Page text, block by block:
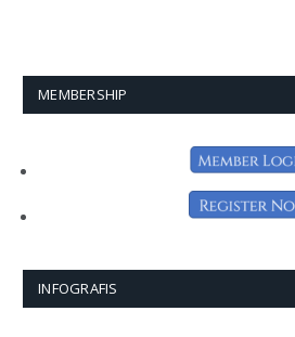
MEMBERSHIP
INFOGRAFIS